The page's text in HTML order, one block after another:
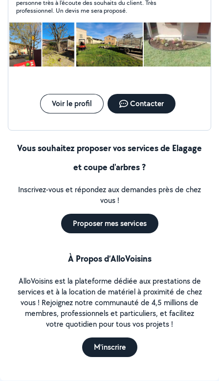
l'écoute de vos idées en vous apportant mon
expérience afin de faire au mieux pour vous. Je vous
propose comme services : Taille tonte nettoyage de
jardin ,terrasse, cour, aménagement de jardin Pur les
entretiens vous pouvez bénéficier du crédit d'impôt a
50 %. N'hésitez pas à me contacter pour une demande
de devis ou renseignement Cordialement Florian
personne très à l'écoute des souhaits du client. Très
professionnel. Un devis me sera proposé.
Voir le profil Contacter
Vous souhaitez proposer vos services de Elagage
et coupe d'arbres ?
Inscrivez-vous et répondez aux demandes près de chez
vous !
Proposer mes services
À Propos d’AlloVoisins
AlloVoisins est la plateforme dédiée aux prestations de
services et à la location de matériel à proximité de chez
vous ! Rejoignez notre communauté de 4,5 millions de
membres, professionnels et particuliers, et facilitez
votre quotidien pour tous vos projets !
M'inscrire